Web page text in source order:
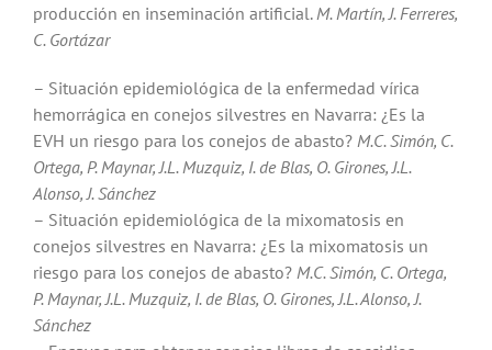
producción en inseminación artificial. M. Martín, J. Ferreres,
C. Gortázar
– Situación epidemiológica de la enfermedad vírica
hemorrágica en conejos silvestres en Navarra: ¿Es la
EVH un riesgo para los conejos de abasto? M.C. Simón, C.
Ortega, P. Maynar, J.L. Muzquiz, I. de Blas, O. Girones, J.L.
Alonso, J. Sánchez
– Situación epidemiológica de la mixomatosis en
conejos silvestres en Navarra: ¿Es la mixomatosis un
riesgo para los conejos de abasto? M.C. Simón, C. Ortega,
P. Maynar, J.L. Muzquiz, I. de Blas, O. Girones, J.L. Alonso, J.
Sánchez